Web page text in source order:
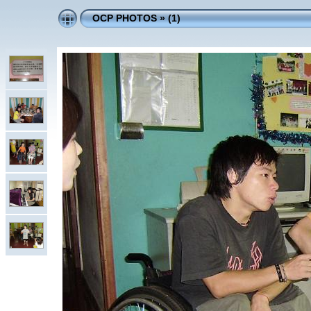
OCP PHOTOS»(1)